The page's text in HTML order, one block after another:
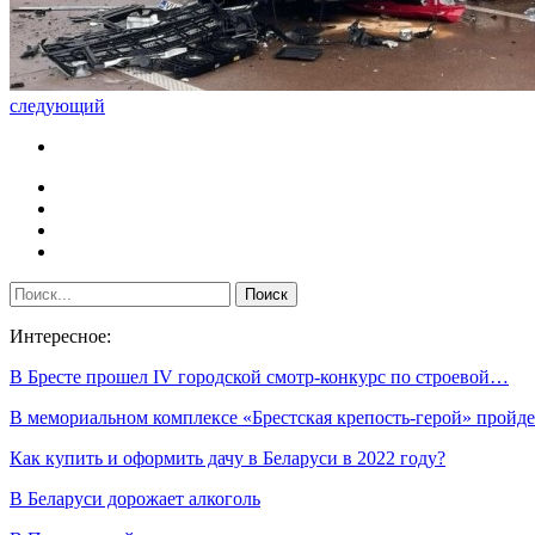
следующий
Интересное:
В Бресте прошел IV городской смотр-конкурс по строевой…
В мемориальном комплексе «Брестская крепость-герой»
Как купить и оформить дачу в Беларуси в 2022 году?
В Беларуси дорожает алкоголь